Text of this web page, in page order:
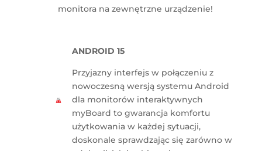
monitora na zewnętrzne urządzenie!
ANDROID 15
Przyjazny interfejs w połączeniu z
nowoczesną wersją systemu Android
dla monitorów interaktywnych
myBoard to gwarancja komfortu
użytkowania w każdej sytuacji,
doskonale sprawdzając się zarówno w